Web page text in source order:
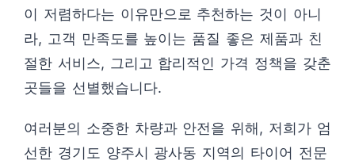
이 저렴하다는 이유만으로 추천하는 것이 아니
라, 고객 만족도를 높이는 품질 좋은 제품과 친
절한 서비스, 그리고 합리적인 가격 정책을 갖춘
곳들을 선별했습니다.
여러분의 소중한 차량과 안전을 위해, 저희가 엄
선한 경기도 양주시 광사동 지역의 타이어 전문